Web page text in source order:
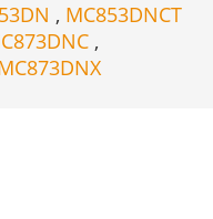
, MC853DNCT
,